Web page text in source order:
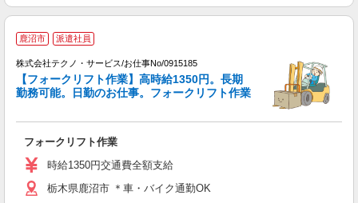
鹿沼市 派遣社員
株式会社テクノ・サービス/お仕事No/0915185
【フォークリフト作業】高時給1350円。長期
勤務可能。日勤のお仕事。フォークリフト作業
フォークリフト作業
時給1350円交通費全額支給
栃木県鹿沼市 ＊車・バイク通勤OK